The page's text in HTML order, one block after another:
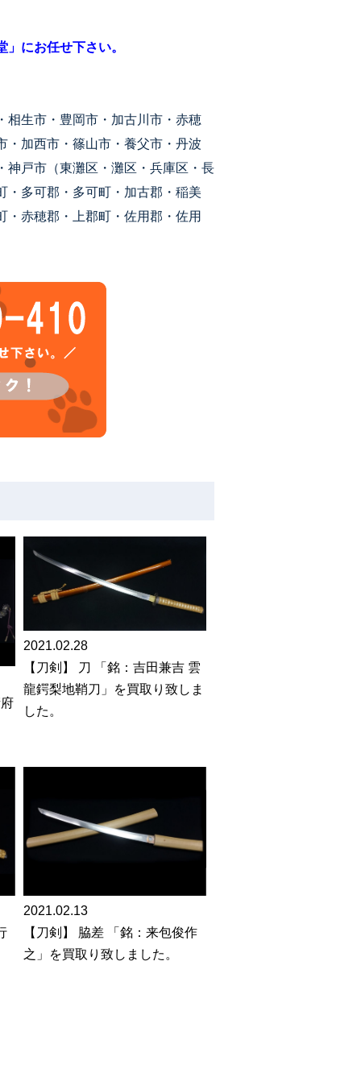
にお任せ下さい。
相生市・豊岡市・加古川市・赤穂
・加西市・篠山市・養父市・丹波
神戸市（東灘区・灘区・兵庫区・長
・多可郡・多可町・加古郡・稲美
赤穂郡・上郡町・佐用郡・佐用
2021.02.28
【刀剣】 刀 「銘：吉田兼吉 雲
龍鍔梨地鞘刀」を買取り致しま
した。
2021.02.13
【刀剣】 脇差 「銘：来包俊作
之」を買取り致しました。